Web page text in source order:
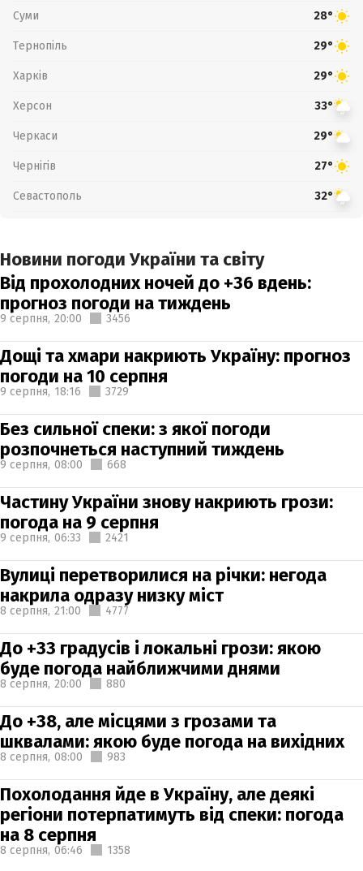
Суми 28°
Тернопіль 29°
Харків 29°
Херсон 33°
Черкаси 29°
Чернігів 27°
Севастополь 32°
Новини погоди України та світу
Від прохолодних ночей до +36 вдень:
прогноз погоди на тиждень
9 серпня, 20:00 3456
Дощі та хмари накриють Україну: прогноз
погоди на 10 серпня
9 серпня, 18:16 3729
Без сильної спеки: з якої погоди
розпочнеться наступний тиждень
9 серпня, 08:00 668
Частину України знову накриють грози:
погода на 9 серпня
9 серпня, 06:33 2421
Вулиці перетворилися на річки: негода
накрила одразу низку міст
8 серпня, 21:00 4777
До +33 градусів і локальні грози: якою
буде погода найближчими днями
8 серпня, 20:00 880
До +38, але місцями з грозами та
шквалами: якою буде погода на вихідних
8 серпня, 08:00 983
Похолодання йде в Україну, але деякі
регіони потерпатимуть від спеки: погода
на 8 серпня
8 серпня, 06:46 1358